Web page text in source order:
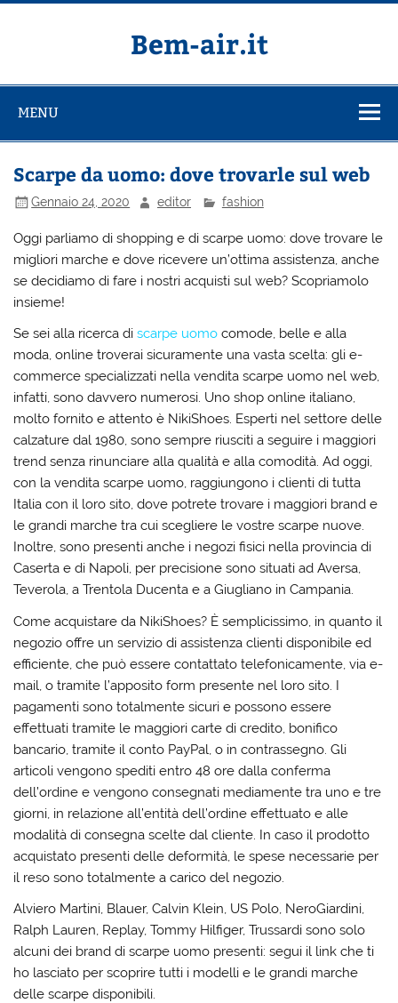
Salta
Bem-air.it
MENU
Scarpe da uomo: dove trovarle sul web
Gennaio 24, 2020 editor fashion
Oggi parliamo di shopping e di scarpe uomo: dove trovare le
migliori marche e dove ricevere un’ottima assistenza, anche
se decidiamo di fare i nostri acquisti sul web? Scopriamolo
insieme!
Se sei alla ricerca di scarpe uomo comode, belle e alla
moda, online troverai sicuramente una vasta scelta: gli e-
commerce specializzati nella venditascarpe uomo nel web,
infatti, sono davvero numerosi. Uno shop online italiano,
molto fornito e attento è NikiShoes. Esperti nel settore delle
calzature dal 1980, sono sempre riusciti a seguire i maggiori
trend senza rinunciare alla qualità e alla comodità. Ad oggi,
con la vendita scarpe uomo, raggiungono i clienti di tutta
Italia con il loro sito, dove potrete trovare i maggiori brand e
le grandi marche tra cui scegliere le vostrescarpe nuove.
Inoltre, sono presenti anche i negozi fisici nella provincia di
Caserta e di Napoli, per precisione sono situati ad Aversa,
Teverola, a Trentola Ducenta e a Giugliano in Campania.
Come acquistare da NikiShoes? È semplicissimo, in quanto il
negozio offre un servizio di assistenza clienti disponibile ed
efficiente, che può essere contattato telefonicamente, via e-
mail, o tramite l’apposito form presente nel loro sito. I
pagamenti sono totalmente sicuri e possono essere
effettuati tramite le maggiori carte di credito, bonifico
bancario, tramite il conto PayPal, o in contrassegno. Gli
articoli vengono spediti entro 48 ore dalla conferma
dell’ordine e vengono consegnati mediamente tra uno e tre
giorni, in relazione all’entità dell’ordine effettuato e alle
modalità di consegna scelte dal cliente. In caso il prodotto
acquistato presenti delle deformità, le spese necessarie per
il reso sono totalmente a carico del negozio.
Alviero Martini, Blauer, Calvin Klein, US Polo, NeroGiardini,
Ralph Lauren, Replay, Tommy Hilfiger, Trussardi sono solo
alcuni dei brand di scarpe uomo presenti: segui il link che ti
ho lasciato per scoprire tutti i modelli e le grandi marche
delle scarpe disponibili.